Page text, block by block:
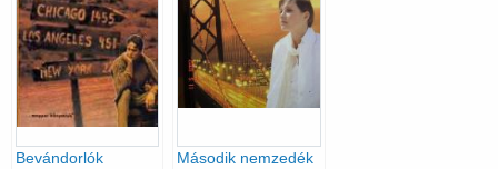
Bevándorlók Második nemzedék